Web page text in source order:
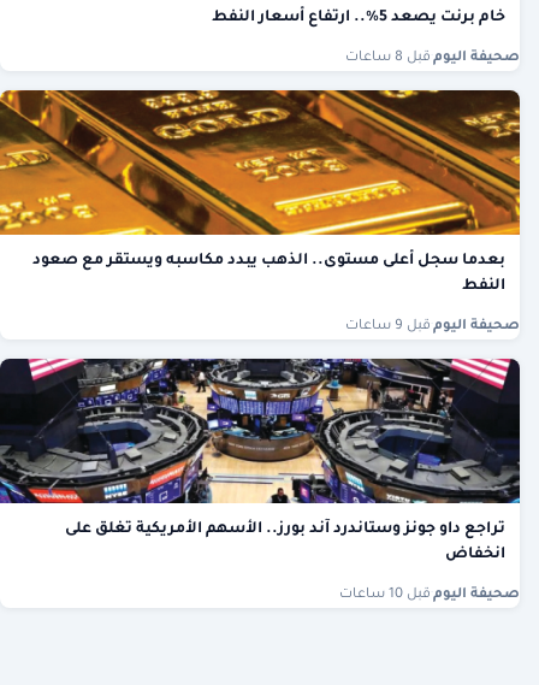
خام برنت يصعد 5%.. ارتفاع أسعار النفط
صحيفة اليوم قبل 8 ساعات
بعدما سجل أعلى مستوى.. الذهب يبدد مكاسبه ويستقر مع صعود
النفط
صحيفة اليوم قبل 9 ساعات
تراجع داو جونز وستاندرد آند بورز.. الأسهم الأمريكية تغلق على
انخفاض
صحيفة اليوم قبل 10 ساعات